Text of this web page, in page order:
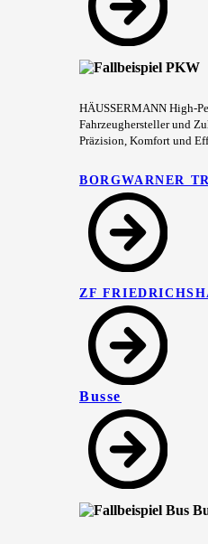
HÄUSSERMANN High-
Fahrzeughersteller und
Präzision, Komfort und
BORGWARNER
ZF
Busse